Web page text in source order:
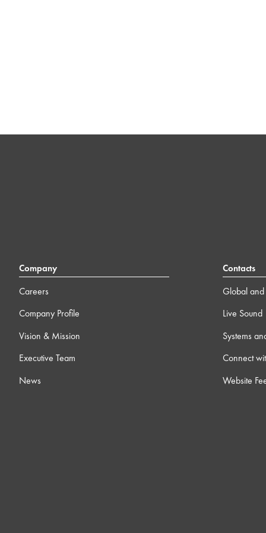
Company
Careers
Company Profile
Vision & Mission
Executive Team
News
Contacts
Global
Live Sound
Systems
Connect
Website